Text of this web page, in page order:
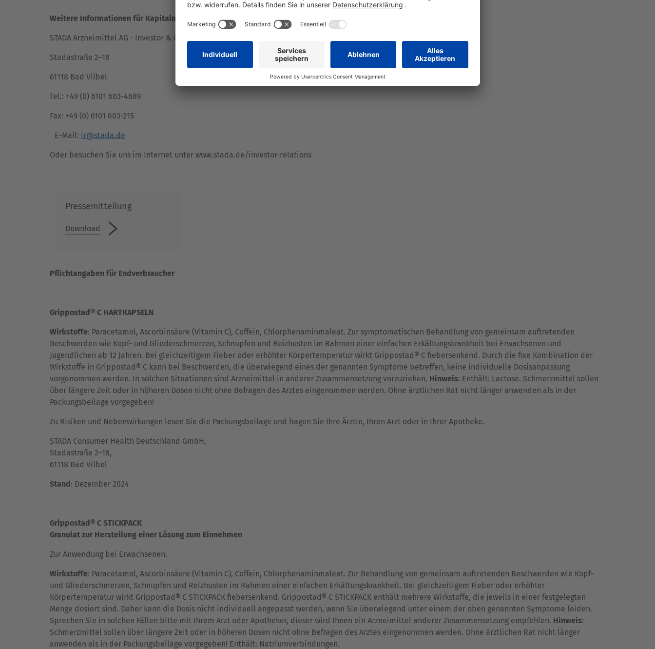
Weitere Informationen für Kapitalmarktteilnehmer:
STADA Arzneimittel AG - Investor & Creditor Relations
Stadastraße 2–18
61118 Bad Vilbel
Tel.: +49 (0) 6101 603-4689
Fax: +49 (0) 6101 603-215
E-Mail: ir@stada.de
Oder besuchen Sie uns im Internet unter www.stada.de/investor-relations
Pressemitteilung
Download
Pflichtangaben für Endverbraucher
Grippostad® C HARTKAPSELN
Wirkstoffe: Paracetamol, Ascorbinsäure (Vitamin C), Coffein, Chlorphenaminmaleat. Zur symptomatischen Behandlung von gemeinsam auftretenden
Beschwerden wie Kopf- und Gliederschmerzen, Schnupfen und Reizhusten im Rahmen einer einfachen Erkältungskrankheit bei Erwachsenen und
Jugendlichen ab 12 Jahren. Bei gleichzeitigem Fieber oder erhöhter Körpertemperatur wirkt Grippostad® C fiebersenkend. Durch die fixe Kombination der
Wirkstoffe in Grippostad® C kann bei Beschwerden, die überwiegend eines der genannten Symptome betreffen, keine individuelle Dosisanpassung
vorgenommen werden. In solchen Situationen sind Arzneimittel in anderer Zusammensetzung vorzuziehen. Hinweis: Enthält: Lactose. Schmerzmittel sollen
über längere Zeit oder in höheren Dosen nicht ohne Befragen des Arztes eingenommen werden. Ohne ärztlichen Rat nicht länger anwenden als in der
Packungsbeilage vorgegeben!
Zu Risiken und Nebenwirkungen lesen Sie die Packungsbeilage und fragen Sie Ihre Ärztin, Ihren Arzt oder in Ihrer Apotheke.
STADA Consumer Health Deutschland GmbH,
Stadastraße 2–18,
61118 Bad Vilbel
Stand: Dezember 2024
Grippostad® C STICKPACK
Granulat zur Herstellung einer Lösung zum Einnehmen
Zur Anwendung bei Erwachsenen.
Wirkstoffe: Paracetamol, Ascorbinsäure (Vitamin C), Coffein, Chlorphenaminmaleat. Zur Behandlung von gemeinsam auftretenden Beschwerden wie Kopf-
und Gliederschmerzen, Schnupfen und Reizhusten im Rahmen einer einfachen Erkältungskrankheit. Bei gleichzeitigem Fieber oder erhöhter
Körpertemperatur wirkt Grippostad® C STICKPACK fiebersenkend. Grippostad® C STICKPACK enthält mehrere Wirkstoffe, die jeweils in einer festgelegten
Menge dosiert sind. Daher kann die Dosis nicht individuell angepasst werden, wenn Sie überwiegend unter einem der oben genannten Symptome leiden.
Sprechen Sie in solchen Fällen bitte mit Ihrem Arzt oder Apotheker, dieser wird Ihnen ein Arzneimittel anderer Zusammensetzung empfehlen. Hinweis:
Schmerzmittel sollen über längere Zeit oder in höheren Dosen nicht ohne Befragen des Arztes eingenommen werden. Ohne ärztlichen Rat nicht länger
anwenden als in der Packungsbeilage vorgegeben! Enthält: Natriumverbindungen.